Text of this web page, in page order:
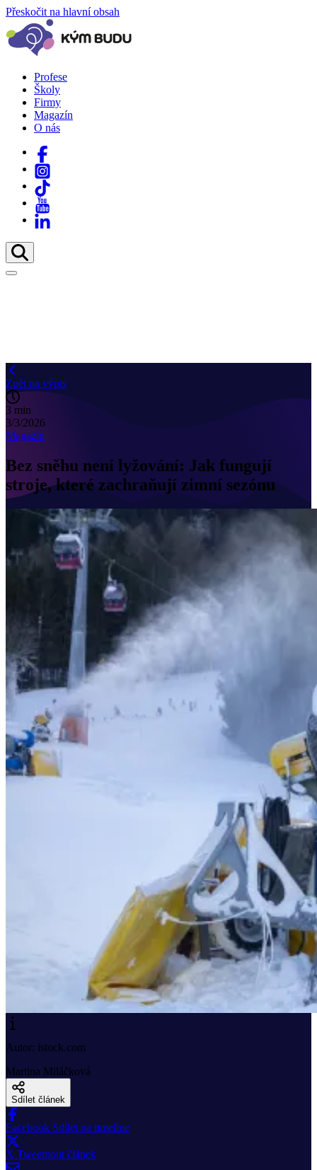
Přeskočit na hlavní obsah
Profese
Školy
Firmy
Magazín
O nás
Zpět na výpis
3 min
3/3/2026
Magazín
Bez sněhu není lyžování: Jak fungují
stroje, které zachraňují zimní sezónu
Autor: istock.com
Martina Miláčková
Sdílet článek
Facebook Sdílet na timeline
X Tweetnout článek